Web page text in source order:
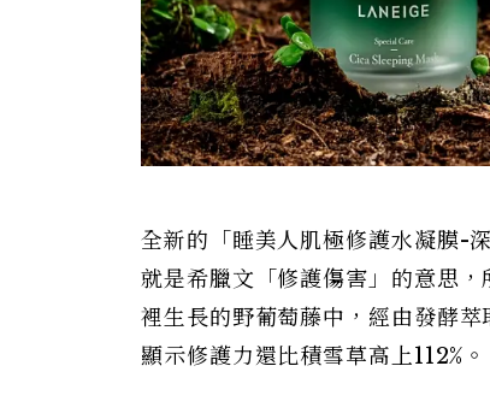
全新的「睡美人肌極修護水凝膜
就是希臘文「修護傷害」的意思
裡生長的野葡萄藤中，經由發酵
顯示修護力還比積雪草高上112%。